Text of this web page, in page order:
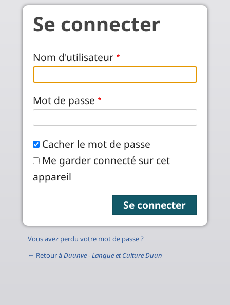
Aller au contenu principal
Se connecter
Nom d'utilisateur
Mot de passe
Cacher le mot de passe
Me garder connecté sur cet
appareil
Vous avez perdu votre mot de passe ?
← Retour àDuunve - Langue et Culture Duun